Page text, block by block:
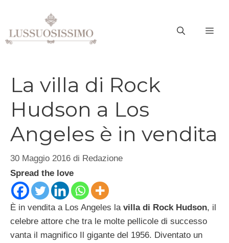
contenuto
La villa di Rock
Hudson a Los
Angeles è in vendita
30 Maggio 2016 di Redazione
Spread the love
È in vendita a Los Angeles la villa di Rock Hudson, il
celebre attore che tra le molte pellicole di successo
vanta il magnifico Il gigante del 1956. Diventato un